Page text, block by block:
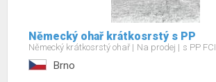
Německý ohař krátkosrstý s PP
Německý krátkosrstý ohař Na prodej s PP FCI
Brno